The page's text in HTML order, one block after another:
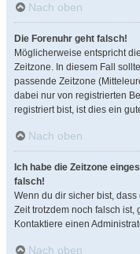
Nach oben
Die Forenuhr geht falsch!
Möglicherweise entspricht
Zeitzone. In diesem Fall
passende Zeitzone
dabei nur von registrierten
registriert bist, ist dies ein
Nach oben
Ich habe die Zeitzone
falsch!
Wenn du dir sicher bist,
Zeit trotzdem noch falsch ist,
Kontaktiere einen
Nach oben